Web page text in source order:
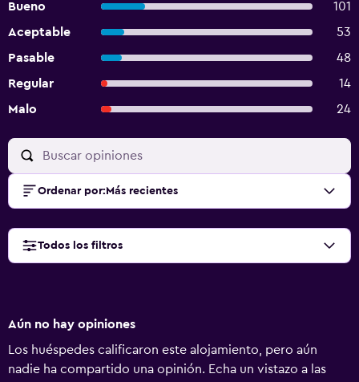
Bueno
101
Aceptable
53
Pasable
48
Regular
14
Malo
24
Ordenar por: Más recientes
Todos los filtros
Aún no hay opiniones
Los huéspedes calificaron este alojamiento, pero aún
nadie ha compartido una opinión. Echa un vistazo a las